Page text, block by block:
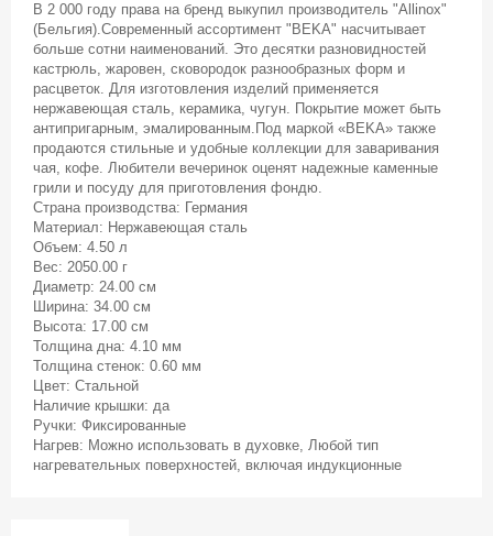
В 2 000 году права на бренд выкупил производитель "Allinox"
(Бельгия).Современный ассортимент "BEKA" насчитывает
больше сотни наименований. Это десятки разновидностей
кастрюль, жаровен, сковородок разнообразных форм и
расцветок. Для изготовления изделий применяется
нержавеющая сталь, керамика, чугун. Покрытие может быть
антипригарным, эмалированным.Под маркой «BEKA» также
продаются стильные и удобные коллекции для заваривания
чая, кофе. Любители вечеринок оценят надежные каменные
грили и посуду для приготовления фондю.
Страна производства: Германия
Материал: Нержавеющая сталь
Объем: 4.50 л
Вес: 2050.00 г
Диаметр: 24.00 см
Ширина: 34.00 см
Высота: 17.00 см
Толщина дна: 4.10 мм
Толщина стенок: 0.60 мм
Цвет: Стальной
Наличие крышки: да
Ручки: Фиксированные
Нагрев: Можно использовать в духовке, Любой тип
нагревательных поверхностей, включая индукционные